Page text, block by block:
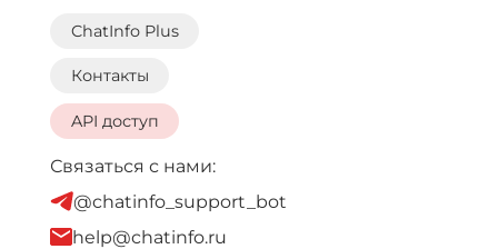
ChatInfo Plus
Контакты
API доступ
Связаться с нами:
@chatinfo_support_bot
help@chatinfo.ru